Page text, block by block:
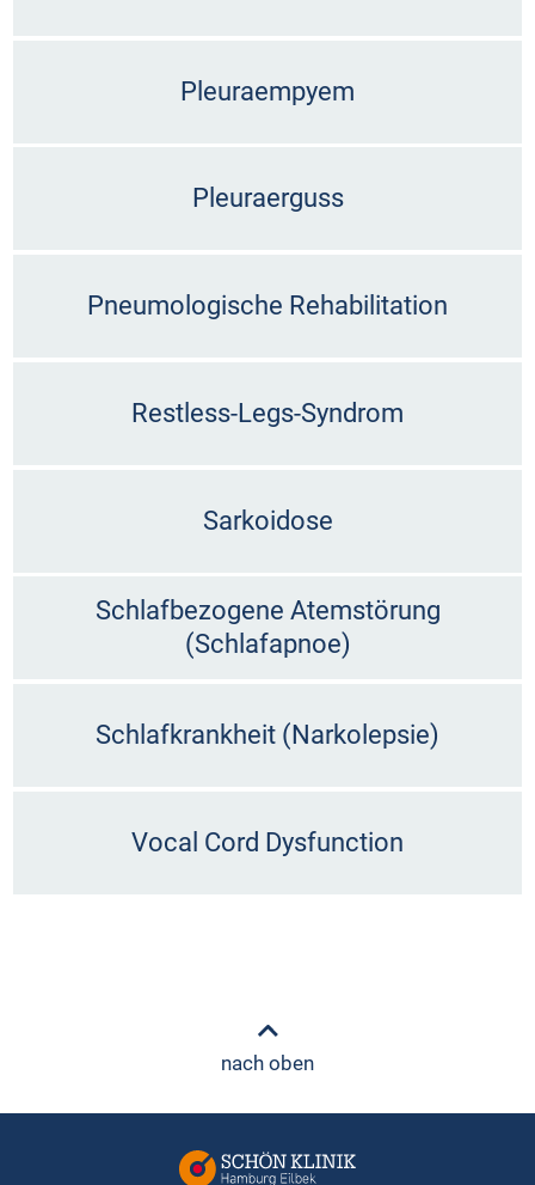
Pleuraempyem
Pleuraerguss
Pneumologische Rehabilitation
Restless-Legs-Syndrom
Sarkoidose
Schlafbezogene Atemstörung
(Schlafapnoe)
Schlafkrankheit (Narkolepsie)
Vocal Cord Dysfunction
nach oben